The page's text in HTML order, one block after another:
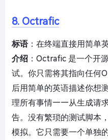
8. Octrafic
标语：在终端直接用简单
介绍 ：Octrafic 是一个开
试。你只需将其指向任何
后用简单的英语描述你想
理所有事情——从生成请
告。没有繁琐的测试脚本
模拟。它只需要一个单独